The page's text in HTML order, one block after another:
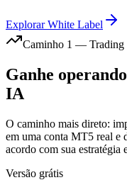
Explorar White Label
Caminho 1 — Trading
Ganhe
IA
O caminho mais direto:
em uma conta MT5 real e
acordo com sua estratégia
Versão grátis